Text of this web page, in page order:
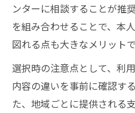
ンターに相談することが推
を組み合わせることで、本
図れる点も大きなメリットで
選択時の注意点として、利
内容の違いを事前に確認す
た、地域ごとに提供される